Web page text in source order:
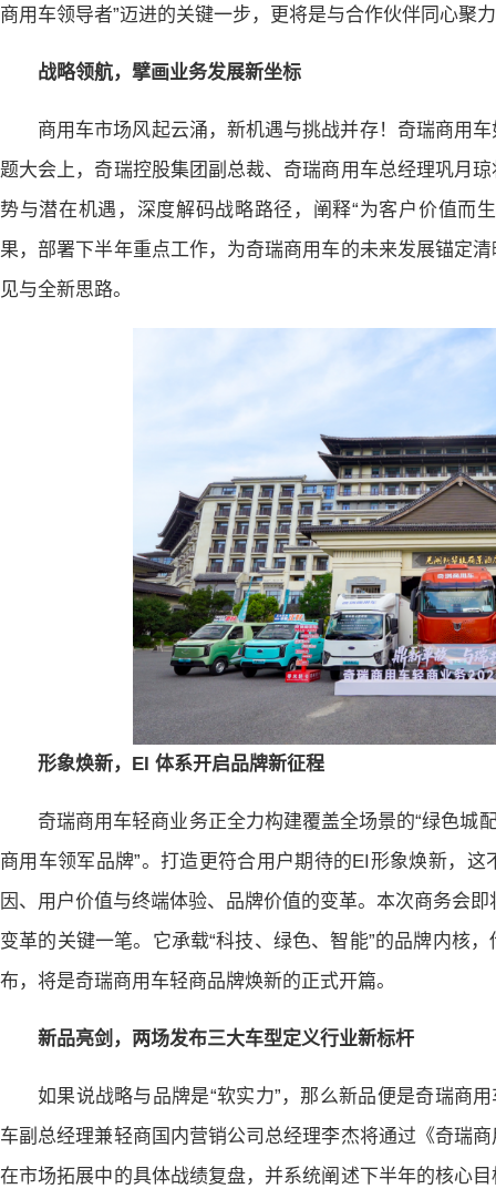
商用车领导者”迈进的关键一步，更将是与合作伙伴同心聚
战略领航，擘画业务发展新坐标
商用车市场风起云涌，新机遇与挑战并存！奇瑞商用
题大会上，奇瑞控股集团副总裁、奇瑞商用车总经理巩月
势与潜在机遇，深度解码战略路径，阐释“为客户价值而
果，部署下半年重点工作，为奇瑞商用车的未来发展锚定
见与全新思路。
形象焕新，EI 体系开启品牌新征程
奇瑞商用车轻商业务正全力构建覆盖全场景的“绿色城
商用车领军品牌”。打造更符合用户期待的EI形象焕新，
因、用户价值与终端体验、品牌价值的变革。本次商务会
变革的关键一笔。它承载“科技、绿色、智能”的品牌内核
布，将是奇瑞商用车轻商品牌焕新的正式开篇。
新品亮剑，两场发布三大车型定义行业新标杆
如果说战略与品牌是“软实力”，那么新品便是奇瑞商
车副总经理兼轻商国内营销公司总经理李杰将通过《奇瑞
在市场拓展中的具体战绩复盘，并系统阐述下半年的核心